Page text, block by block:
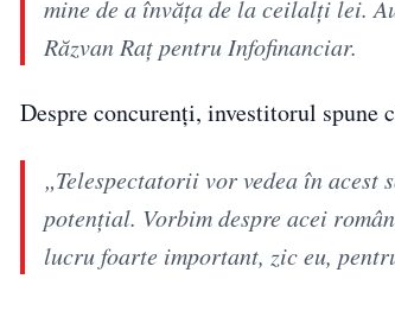
mine de a învăța de la ceilalți lei.
Răzvan Raț pentru Infofinanciar.
Despre concurenți, investitorul spune
„Telespectatorii vor vedea în
potențial. Vorbim despre acei
lucru foarte important, zic eu,